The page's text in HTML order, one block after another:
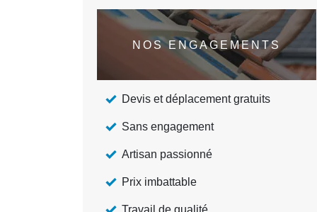
NOS ENGAGEMENTS
Devis et déplacement gratuits
Sans engagement
Artisan passionné
Prix imbattable
Travail de qualité